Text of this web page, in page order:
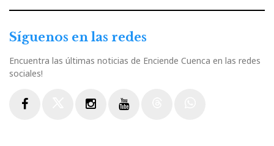
Síguenos en las redes
Encuentra las últimas noticias de Enciende Cuenca en las redes
sociales!